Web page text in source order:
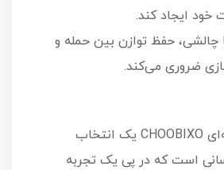
خود ایجاد کند.
چالشی، حفظ توازن بین حمله و
ضروری می‌کند.
بازی چوبیکسو حرفه‌ای CHOOBIXO یک انتخاب
است که در پی یک تجربه